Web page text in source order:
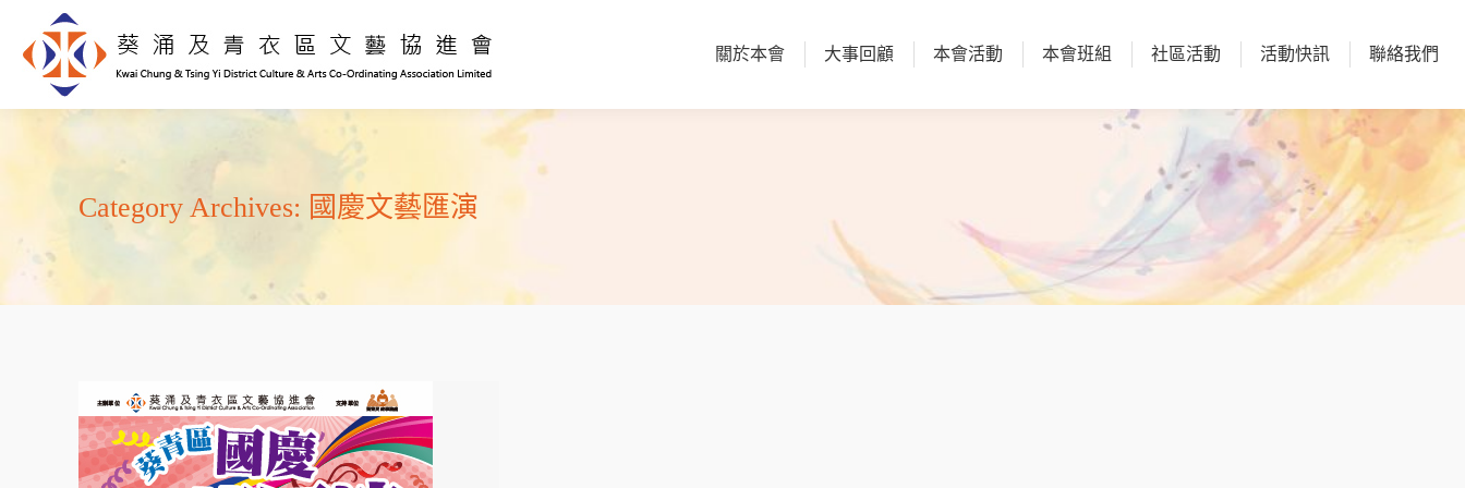
關於本會 大事回顧 本會活動 本會班組 社區活動 活動快訊 聯絡我們
Category Archives: 國慶文藝匯演
關於本會 大事回顧 本會活動 本會班組 社區活動 活動快訊 聯絡我們